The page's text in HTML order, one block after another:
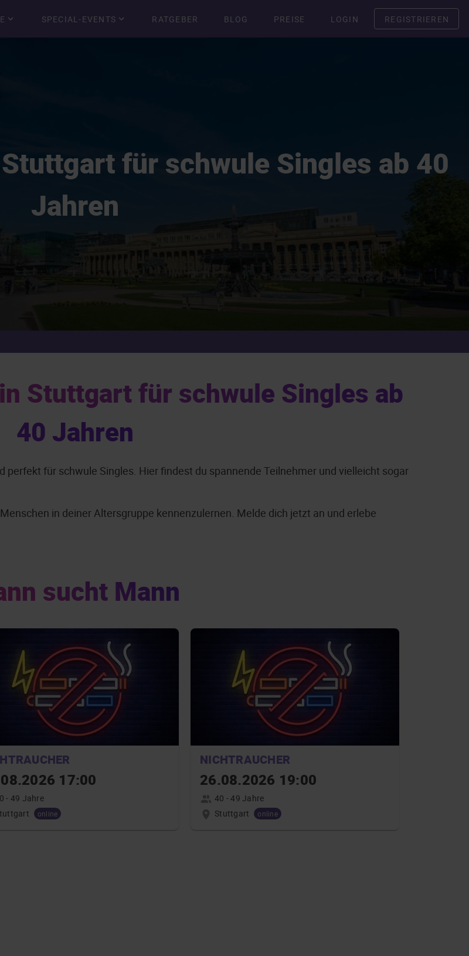
SPECIAL-EVENTS RATGEBER BLOG PREISE LOGIN REGISTRIEREN
für schwule Singles ab 40
Jahren
Stuttgart für schwule Singles ab
40 Jahren
perfekt für schwule Singles. Hier findest du spannende Teilnehmer und vielleicht sogar
in deiner Altersgruppe kennenzulernen. Melde dich jetzt an und erlebe
sucht Mann
17:00
- 49 Jahre
online
NICHTRAUCHER
26.08.2026 19:00
40 - 49 Jahre
Stuttgart
online